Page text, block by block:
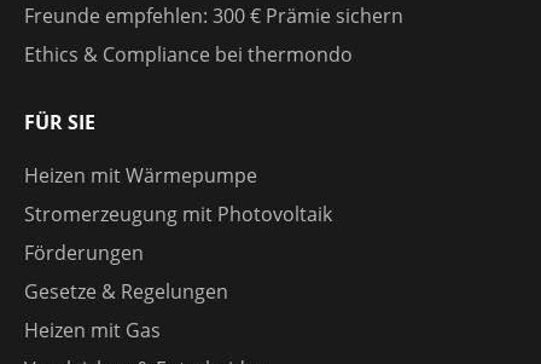
Freunde empfehlen: 300 € Prämie sichern
Ethics & Compliance bei thermondo
FÜR SIE
Heizen mit Wärmepumpe
Stromerzeugung mit Photovoltaik
Förderungen
Gesetze & Regelungen
Heizen mit Gas